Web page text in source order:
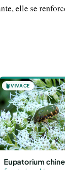
elle se
🪴VIVACE
Eupatorium